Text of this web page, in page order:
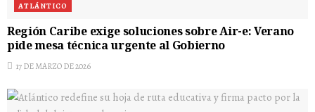
ATLÁNTICO
Región Caribe exige soluciones sobre Air-e: Verano
pide mesa técnica urgente al Gobierno
17 DE MARZO DE 2026